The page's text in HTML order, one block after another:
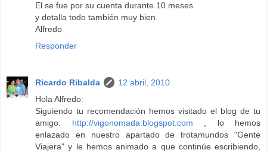
El se fue por su cuenta durante 10 meses
y detalla todo también muy bien.
Alfredo
Responder
Ricardo Ribalda
12 abril, 2010
Hola Alfredo:
Siguiendo tu recomendación hemos visitado el blog de tu
amigo: http://vigonomada.blogspot.com , lo hemos
enlazado en nuestro apartado de trotamundos "Gente
Viajera" y le hemos animado a que continúe escribiendo,